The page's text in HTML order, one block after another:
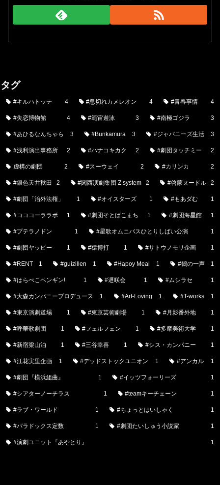
タグ
#キルハトッテ 4 #息切れカメレオン 4 #青春事情 4
#失恋博物館 4 #範宙遊泳 3 #南極ゴジラ 3
#あひるなんちゃら 3 #Bunkamura 3 #ジャパニーズ生活 3
#浅利演出事務所 2 #ハナコキカク 2 #劇団タッチミー 2
虚構の劇団 2 #スーウェイ 2 #カリンカ 2
#銀色天井秋田 2 #関西演劇集団 Z system 2 #啓蒙ヌードル 2
#劇団「治外法権」 1 #オイスターズ 1 #もあダむ 1
#コココーララボ 1 #劇団そとばこまち 1 #劇団海星館 1
#プテラノドン 1 #星歌オムニバスひとりしばい公演 1
#劇団ヤッピー 1 #猿博打 1 #サトウノモリ企画 1
#RENT 1 #guizillen 1 #Hapoy Meal 1 #鶴の一声 1
#はらぺこペンギン! 1 #遅咲会 1 #ムシラセ 1
#大森カンパニープロデュース 1 #Art-Loving 1 #T-works 1
#東京演劇道場 1 #東京芸術劇場 1 #月影番外地 1
#呼華歌劇団 1 #フェルフェン 1 #多摩美術大学 1
#新宿梁山泊 1 #三谷幸喜 1 #シス・カンパニー 1
#江花実里企画 1 #デッドストックユニオン 1 #アンカル 1
#劇団『横浜組曲』 1 #イッツフォーリーズ 1
#シアターノーチラス 1 #teamキーチェーン 1
#ラブ・ワールド 1 #ちょっとはいしゃく 1
#パラドックス定数 1 #劇団たいしゅう小説家 1
#演劇ユニット『あやとり』 1